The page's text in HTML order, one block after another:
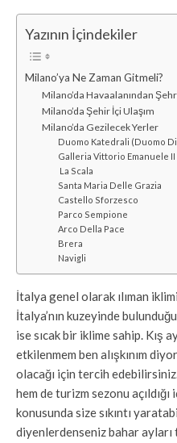
Yazının İçindekiler
Milano’ya Ne Zaman Gitmeli?
Milano’da Havaalanından
Milano’da Şehir İçi Ulaşım
Milano’da Gezilecek Yerler
Duomo Katedrali (Duomo
Galleria Vittorio Emanuele II
La Scala
Santa Maria Delle Grazia
Castello Sforzesco
Parco Sempione
Arco Della Pace
Brera
Navigli
İtalya genel olarak ılıman
İtalya’nın kuzeyinde
ise sıcak bir iklime sahip. Kış
etkilenmem ben alışkınım
olacağı için tercih
hem de turizm sezonu açıldığı
konusunda size sıkıntı
diyenlerdenseniz bahar